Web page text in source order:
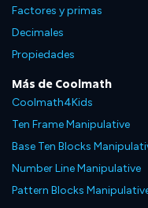
Factores y primas
Decimales
Propiedades
Más de Coolmath
Coolmath4Kids
Ten Frame Manipulative
Base Ten Blocks
Number Line Manipulative
Pattern Blocks